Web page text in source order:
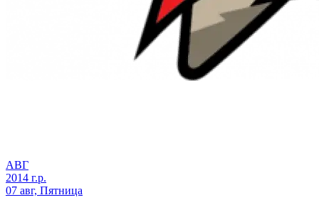
АВГ
2014 г.р.
07 авг, Пятница